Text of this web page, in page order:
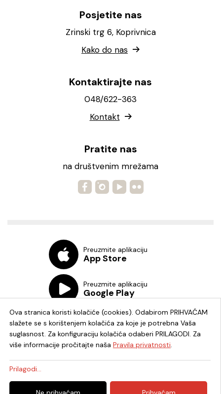
Posjetite nas
Zrinski trg 6, Koprivnica
Kako do nas
Kontaktirajte nas
048/622-363
Kontakt
Pratite nas
na društvenim mrežama
Preuzmite aplikaciju
App Store
Preuzmite aplikaciju
Google Play
© 2026. - Knjižnica i čitaonica Fran Galović Koprivnica - OIB:
Ova stranica koristi kolačiće (cookies). Odabirom PRIHVAĆAM
slažete se s korištenjem kolačića za koje je potrebna Vaša
suglasnost. Za konfiguraciju kolačića odaberi PRILAGODI. Za
više informacije pročitajte naša Pravila privatnosti.
Prilagodi...